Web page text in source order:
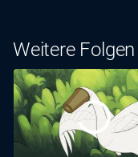
Weitere Folgen